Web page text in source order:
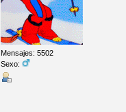
Mensajes: 5502
Sexo: